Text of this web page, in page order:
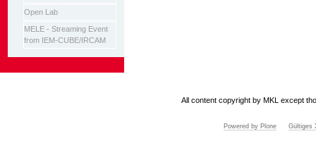
Open Lab
MELE - Streaming Event
from IEM-CUBE/IRCAM
All content copyright by MKL except
Powered by Plone Gültiges